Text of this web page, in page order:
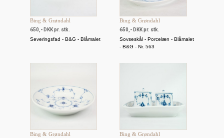
Bing & Grøndahl
650,- DKK pr. stk.
Severingsfad - B&G - Blåmalet
Bing & Grøndahl
650,- DKK pr. stk.
Sovseskål - Porcelæn - Blåmalet
- B&G - Nr. 563
Bing & Grøndahl Bing & Grøndahl